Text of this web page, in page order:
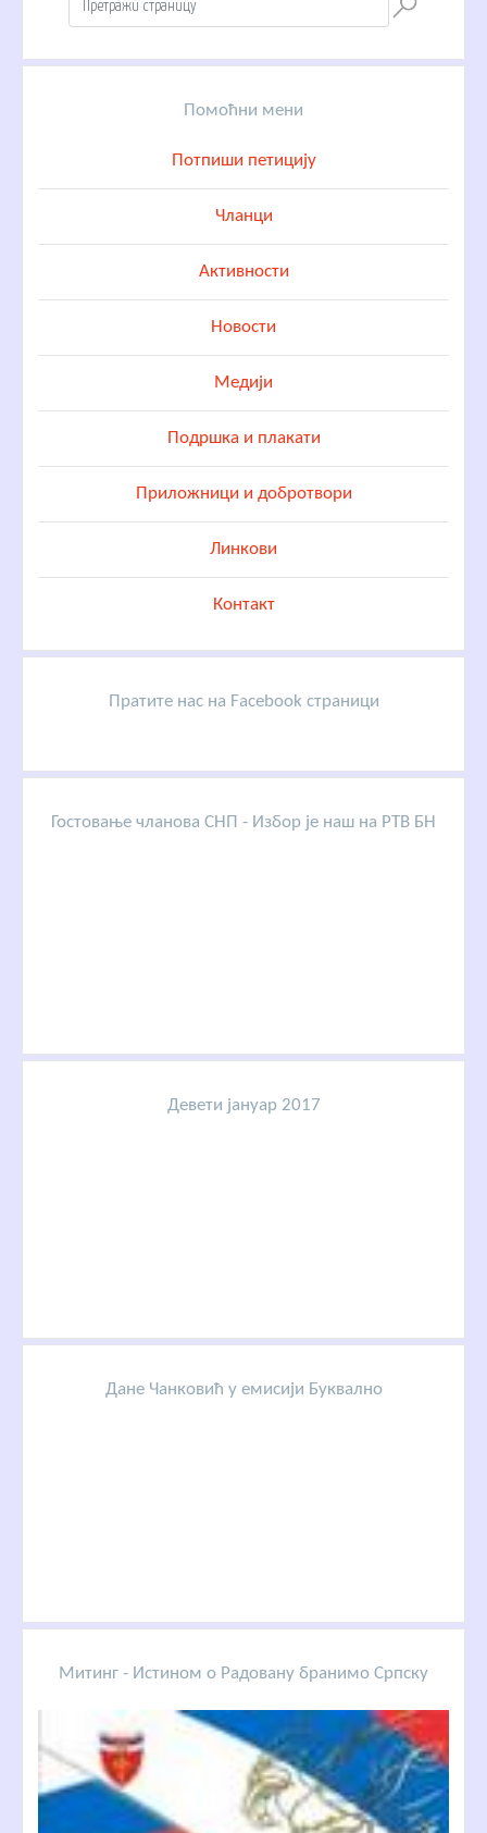
Помоћни мени
Потпиши петицију
Чланци
Активности
Новости
Медији
Подршка и плакати
Приложници и добротвори
Линкови
Контакт
Пратите нас на Facebook страници
Гостовање чланова СНП - Избор је наш на РТВ БН
Девети јануар 2017
Дане Чанковић у емисији Буквално
Митинг - Истином о Радовану бранимо Српску